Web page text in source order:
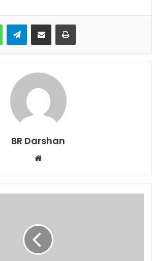
Telegram
BR Darshan
b
s
e